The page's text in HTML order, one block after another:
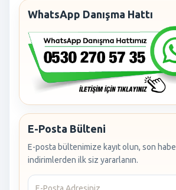
WhatsApp Danışma Hattı
E-Posta Bülteni
E-posta bültenimize kayıt olun, son
indirimlerden ilk siz yararlanın.